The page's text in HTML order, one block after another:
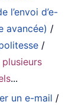
l’envoi d’e-
avancée) /
/
...
un e-mail /